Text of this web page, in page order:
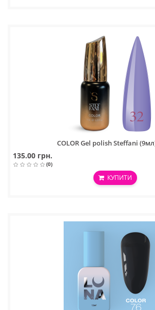
COLOR Gel polish Steffani
135.00 грн.
(0)
КУПИТИ